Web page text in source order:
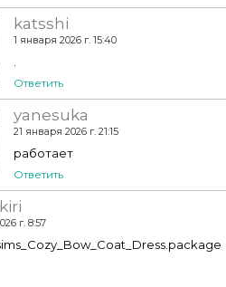
katsshi
1 января 2026 г. 15:40
Ответить
yanesuka
21 января 2026 г. 21:15
работает
Ответить
г. 8:57